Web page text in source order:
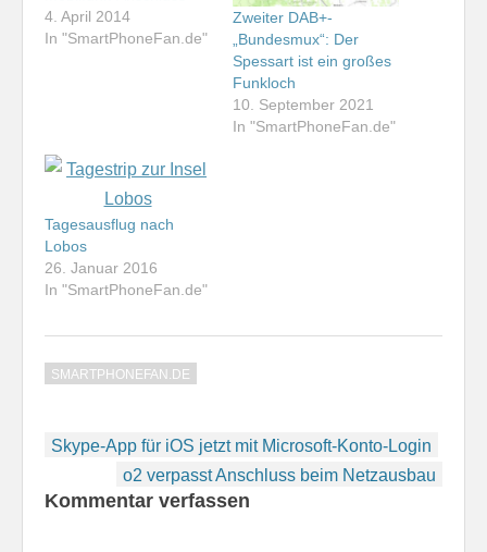
4. April 2014
In "SmartPhoneFan.de"
Zweiter DAB+-
„Bundesmux“: Der
Spessart ist ein großes
Funkloch
10. September 2021
In "SmartPhoneFan.de"
Tagesausflug nach
Lobos
26. Januar 2016
In "SmartPhoneFan.de"
SMARTPHONEFAN.DE
Beitragsnavigation
Skype-App für iOS jetzt mit Microsoft-Konto-Login
o2 verpasst Anschluss beim Netzausbau
Kommentar verfassen